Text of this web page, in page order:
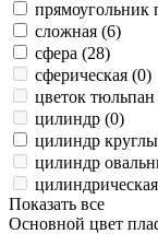
прямоугольник
сложная (6)
сфера (28)
сферическая (0)
цветок тюльпан
цилиндр (0)
цилиндр
цилиндр
Показать все
Основной цвет